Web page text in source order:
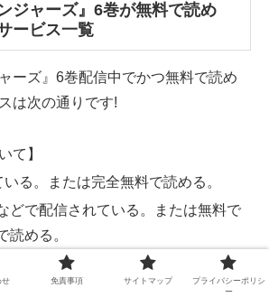
ジャーズ』6巻が無料で読め
ービス一覧
ーズ』6巻配信中でかつ無料で読め
は次の通りです!
て】
る。または完全無料で読める。
で配信されている。または無料で
読める。
ない。
せ 免責事項 サイトマップ
プライバシーポリシ
ー